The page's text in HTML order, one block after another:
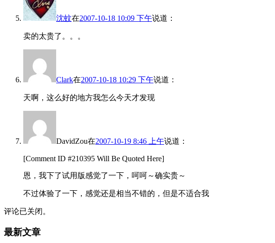
沈蚊在2007-10-18 10:09 下午说道：
卖的太贵了。。。
Clark在2007-10-18 10:29 下午说道：
天啊，这么好的地方我怎么今天才发现
DavidZou在2007-10-19 8:46 上午说道：
[Comment ID #210395 Will Be Quoted Here]
恩，我下了试用版感觉了一下，呵呵～确实贵～
不过体验了一下，感觉还是相当不错的，但是不适合我
评论已关闭。
最新文章